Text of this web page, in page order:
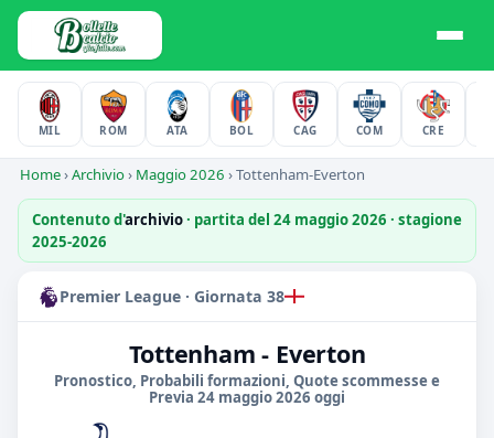
MIL ROM ATA BOL CAG COM CRE
Home›Archivio› Maggio 2026 ›Tottenham-Everton
Contenuto d'archivio· partita del 24 maggio 2026 · stagione
2025-2026
Premier League · Giornata 38
Tottenham - Everton
Pronostico, Probabili formazioni, Quote scommesse e
Previa 24 maggio 2026 oggi